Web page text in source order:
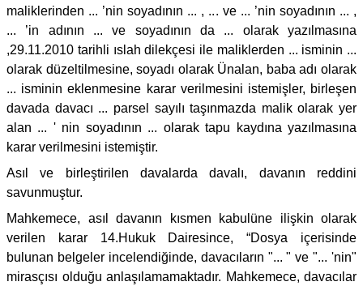
maliklerinden ... ’nin soyadının ... , ... ve ... ’nin soyadının ... ,
... ’in adının ... ve soyadının da ... olarak yazılmasına
,29.11.2010 tarihli ıslah dilekçesi ile maliklerden ... isminin ...
olarak düzeltilmesine, soyadı olarak Ünalan, baba adı olarak
... isminin eklenmesine karar verilmesini istemişler, birleşen
davada davacı ... parsel sayılı taşınmazda malik olarak yer
alan ... ' nin soyadının ... olarak tapu kaydına yazılmasına
karar verilmesini istemiştir.
Asıl ve birleştirilen davalarda davalı, davanın reddini
savunmuştur.
Mahkemece, asıl davanın kısmen kabulüne ilişkin olarak
verilen karar 14.Hukuk Dairesince, “Dosya içerisinde
bulunan belgeler incelendiğinde, davacıların "... " ve "... 'nin"
mirasçısı olduğu anlaşılamamaktadır. Mahkemece, davacılar